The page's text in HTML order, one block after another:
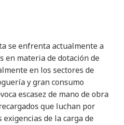
se enfrenta actualmente a
en materia de dotación de
en los sectores de
y gran consumo
escasez de mano de obra
que luchan por
de la carga de